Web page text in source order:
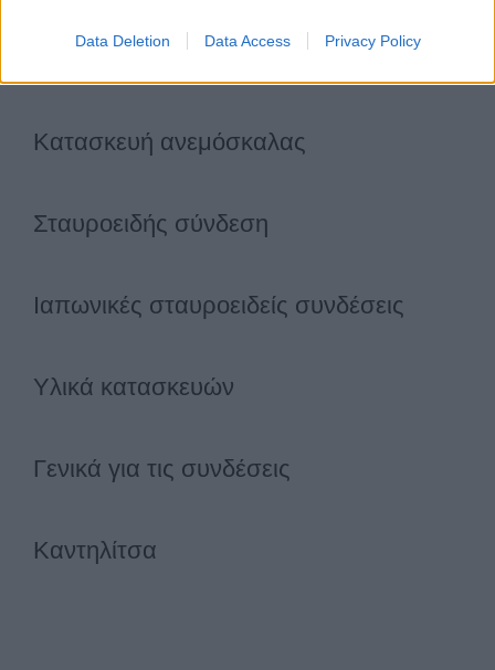
Data Deletion Data Access Privacy Policy
Κατασκευή ανεμόσκαλας
Σταυροειδής σύνδεση
Ιαπωνικές σταυροειδείς συνδέσεις
Υλικά κατασκευών
Γενικά για τις συνδέσεις
Καντηλίτσα